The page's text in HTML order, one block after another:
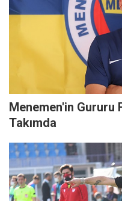
Menemen'in Gururu
Takımda